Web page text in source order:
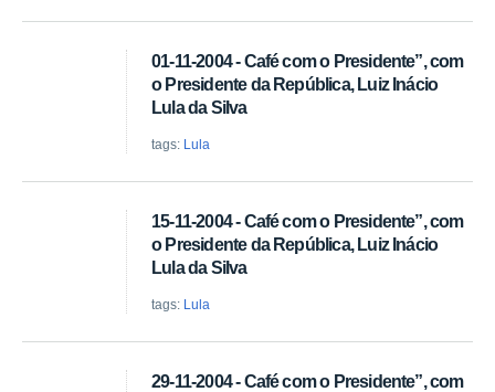
01-11-2004 - Café com o Presidente”, com
o Presidente da República, Luiz Inácio
Lula da Silva
tags: Lula
15-11-2004 - Café com o Presidente”, com
o Presidente da República, Luiz Inácio
Lula da Silva
tags: Lula
29-11-2004 - Café com o Presidente”, com